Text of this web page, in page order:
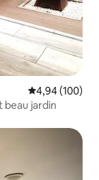
Évaluation
4,94 (100)
beau jardin